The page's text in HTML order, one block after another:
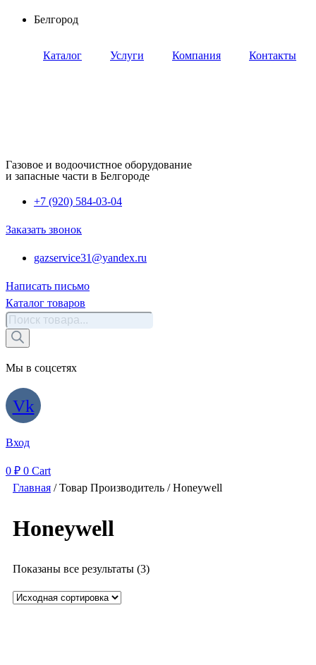
Перейти
содержимому
Белгород
Каталог Услуги Компания Контакты
Газовое и водоочистное оборудование
и запасные части в Белгороде
+7 (920) 584-03-04
Заказать звонок
gazservice31@yandex.ru
Написать письмо
Каталог товаров
Поиск
товаров
Мы в соцсетях
Vk
Вход
0 ₽ 0 Cart
Главная / Товар Производитель / Honeywell
Honeywell
Показаны все результаты (3)